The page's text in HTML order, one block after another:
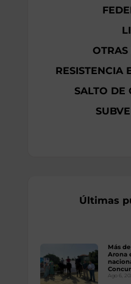
RESISTENCIA
SALTO DE
Últimas
Más
Arona
Ago 6,